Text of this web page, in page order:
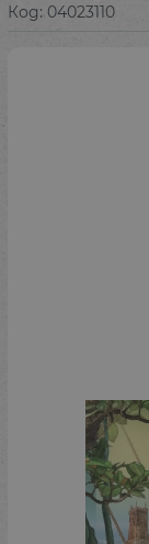
Код: 04023110